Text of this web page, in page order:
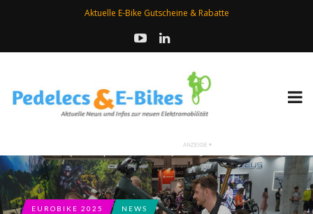
Aktuelle E-Bike Gutscheine & Rabatte
EUROBIKE 2025 NEWS